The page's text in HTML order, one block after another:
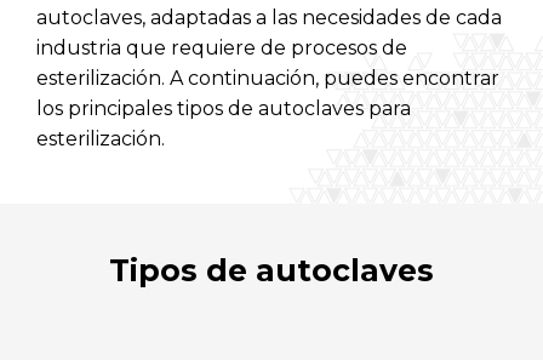
autoclaves, adaptadas a las necesidades de cada
industria que requiere de procesos de
esterilización. A continuación, puedes encontrar
los principales tipos de autoclaves para
esterilización.
Tipos de autoclaves